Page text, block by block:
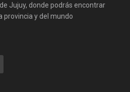
Jujuy, donde podrás encontrar
provincia y del mundo